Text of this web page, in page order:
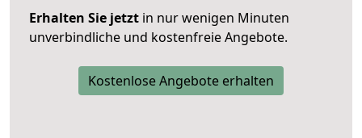
Erhalten Sie jetzt in nur wenigen Minuten
unverbindliche und kostenfreie Angebote.
Kostenlose Angebote erhalten